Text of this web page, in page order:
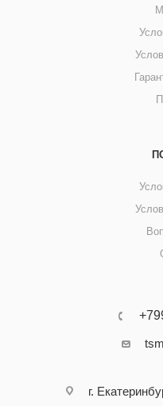
г.